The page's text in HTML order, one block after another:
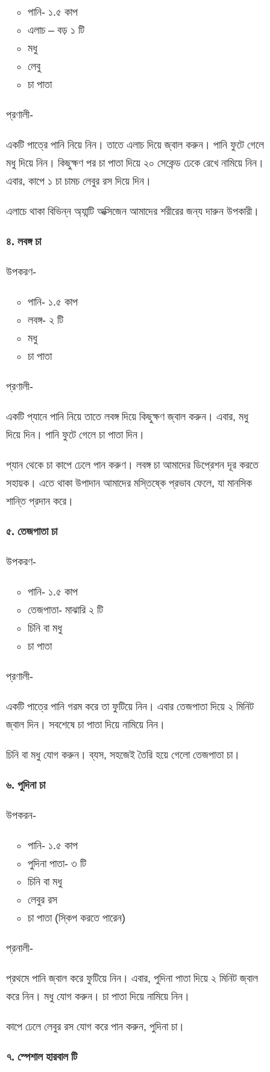
পানি- ১.৫ কাপ
এলাচ – বড় ১ টি
মধু
লেবু
চা পাতা
প্রণালী-
একটি পাত্রে পানি নিয়ে নিন। তাতে এলাচ দিয়ে জ্বাল করুন। পানি ফুটে গেলে
মধু দিয়ে নিন। কিছুক্ষণ পর চা পাতা দিয়ে ২০ সেকেন্ড ঢেকে রেখে নামিয়ে নিন।
এবার, কাপে ১ চা চামচ লেবুর রস দিয়ে দিন।
এলাচে থাকা বিভিন্ন অ্যান্টি অক্সিজেন আমাদের শরীরের জন্য দারুন উপকারী।
৪. লবঙ্গ চা
উপকরণ-
পানি- ১.৫ কাপ
লবঙ্গ- ২ টি
মধু
চা পাতা
প্রণালী-
একটি প্যানে পানি নিয়ে তাতে লবঙ্গ দিয়ে কিছুক্ষণ জ্বাল করুন। এবার, মধু
দিয়ে দিন। পানি ফুটে গেলে চা পাতা দিন।
প্যান থেকে চা কাপে ঢেলে পান করুণ। লবঙ্গ চা আমাদের ডিপ্রেশন দূর করতে
সহায়ক। এতে থাকা উপাদান আমাদের মস্তিষ্কে প্রভাব ফেলে, যা মানসিক
শান্তি প্রদান করে।
৫. তেজপাতা চা
উপকরণ-
পানি- ১.৫ কাপ
তেজপাতা- মাঝারি ২ টি
চিনি বা মধু
চা পাতা
প্রণালী-
একটি পাত্রে পানি গরম করে তা ফুটিয়ে নিন। এবার তেজপাতা দিয়ে ২ মিনিট
জ্বাল দিন। সবশেষে চা পাতা দিয়ে নামিয়ে নিন।
চিনি বা মধু যোগ করুন। ব্যস, সহজেই তৈরি হয়ে গেলো তেজপাতা চা।
৬. পুদিনা চা
উপকরন-
পানি- ১.৫ কাপ
পুদিনা পাতা- ৩ টি
চিনি বা মধু
লেবুর রস
চা পাতা (স্কিপ করতে পারেন)
প্রনালী-
প্রথমে পানি জ্বাল করে ফুটিয়ে নিন। এবার, পুদিনা পাতা দিয়ে ২ মিনিট জ্বাল
করে নিন। মধু যোগ করুন। চা পাতা দিয়ে নামিয়ে নিন।
কাপে ঢেলে লেবুর রস যোগ করে পান করুন, পুদিনা চা।
৭. স্পেশাল হারবাল টি